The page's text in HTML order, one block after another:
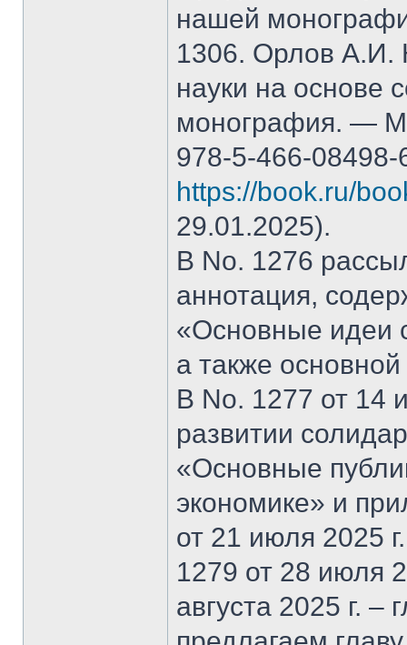
нашей
1306. Орлов А.И.
науки на основе
монография. —
978-5-466-
https://book.ru/
29.01.2025).
В No. 1276
аннотация,
«Основные идеи
а также
В No. 1277 от 14
развитии
«Основные
экономике» и
от 21 июля 2025
1279 от 28 июля
августа 2025 г.